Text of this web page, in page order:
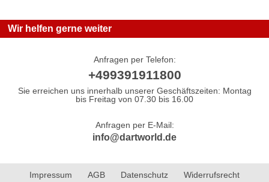
Wir helfen gerne weiter
Anfragen per Telefon:
+499391911800
Sie erreichen uns innerhalb unserer Geschäftszeiten: Montag
bis Freitag von 07.30 bis 16.00
Anfragen per E-Mail:
info@dartworld.de
Impressum AGB Datenschutz Widerrufsrecht